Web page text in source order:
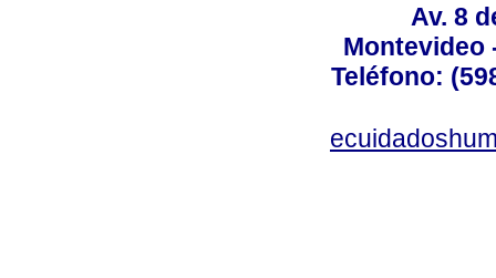
Av. 8
Montevideo
Teléfono: